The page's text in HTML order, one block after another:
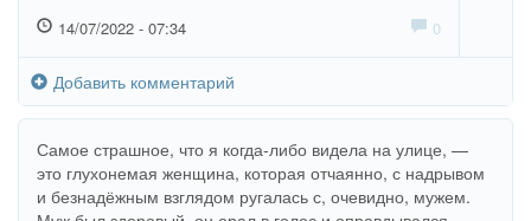
14/07/2022 - 07:34 0
Добавить комментарий
Самое страшное, что я когда-либо видела на улице, —
это глухонемая женщина, которая отчаянно, с надрывом
и безнадёжным взглядом ругалась с, очевидно, мужем.